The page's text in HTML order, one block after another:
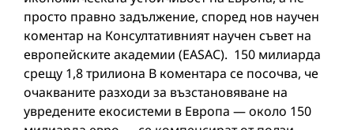
просто правно задължение, според нов научен
коментар на Консултативният научен съвет на
европейските академии (EASAC). 150 милиарда
срещу 1,8 трилиона В коментара се посочва, че
очакваните разходи за възстановяване на
увредените екосистеми в Европа — около 150